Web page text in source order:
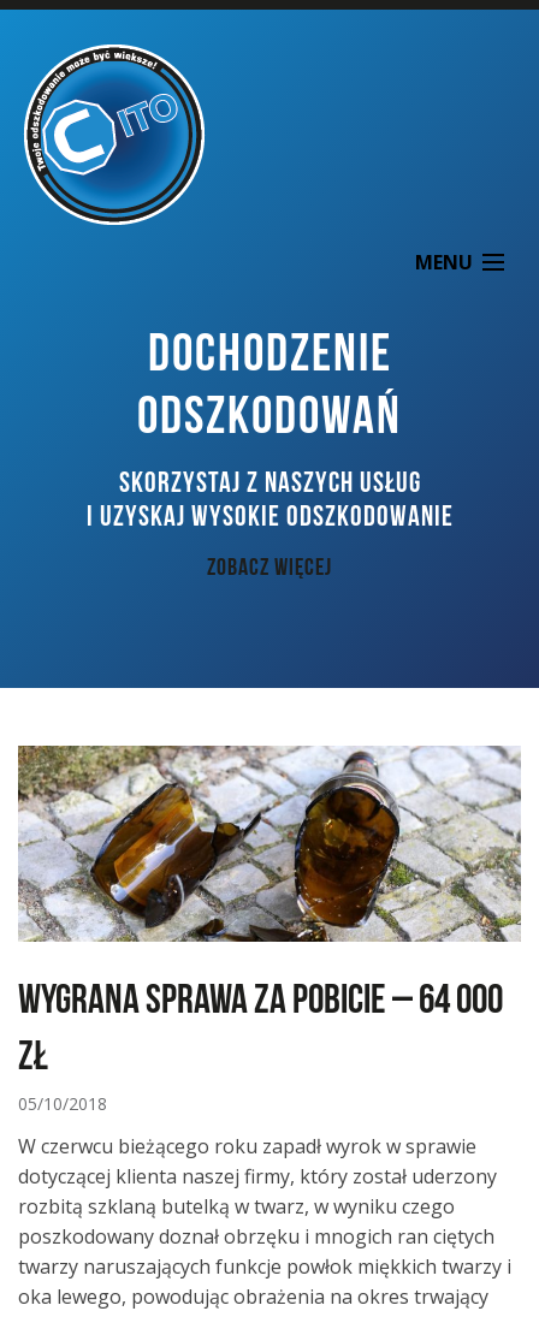
MENU
DOCHODZENIE ODSZKODOWAŃ
KONTAKT
DOCHODZENIE
ODSZKODOWAŃ
SKORZYSTAJ Z NASZYCH USŁUG
I UZYSKAJ WYSOKIE ODSZKODOWANIE
ZOBACZ WIĘCEJ
Wygrana sprawa za pobicie – 64 000
zł
05/10/2018
W czerwcu bieżącego roku zapadł wyrok w sprawie
dotyczącej klienta naszej firmy, który został uderzony
rozbitą szklaną butelką w twarz, w wyniku czego
poszkodowany doznał obrzęku i mnogich ran ciętych
twarzy naruszających funkcje powłok miękkich twarzy i
oka lewego, powodując obrażenia na okres trwający